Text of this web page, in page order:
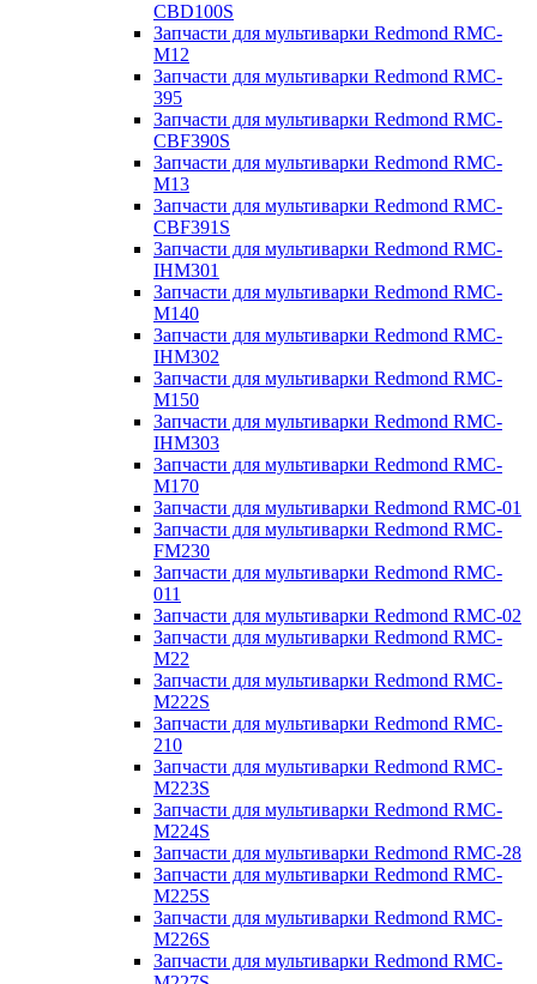
CBD100S
Запчасти для мультиварки Redmond RMC-
M12
Запчасти для мультиварки Redmond RMC-
395
Запчасти для мультиварки Redmond RMC-
CBF390S
Запчасти для мультиварки Redmond RMC-
M13
Запчасти для мультиварки Redmond RMC-
CBF391S
Запчасти для мультиварки Redmond RMC-
IHM301
Запчасти для мультиварки Redmond RMC-
M140
Запчасти для мультиварки Redmond RMC-
IHM302
Запчасти для мультиварки Redmond RMC-
M150
Запчасти для мультиварки Redmond RMC-
IHM303
Запчасти для мультиварки Redmond RMC-
M170
Запчасти для мультиварки Redmond RMC-01
Запчасти для мультиварки Redmond RMC-
FM230
Запчасти для мультиварки Redmond RMC-
011
Запчасти для мультиварки Redmond RMC-02
Запчасти для мультиварки Redmond RMC-
M22
Запчасти для мультиварки Redmond RMC-
M222S
Запчасти для мультиварки Redmond RMC-
210
Запчасти для мультиварки Redmond RMC-
M223S
Запчасти для мультиварки Redmond RMC-
M224S
Запчасти для мультиварки Redmond RMC-28
Запчасти для мультиварки Redmond RMC-
M225S
Запчасти для мультиварки Redmond RMC-
M226S
Запчасти для мультиварки Redmond RMC-